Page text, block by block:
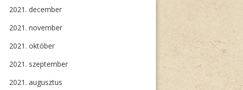
2021. december
2021. november
2021. október
2021. szeptember
2021. augusztus